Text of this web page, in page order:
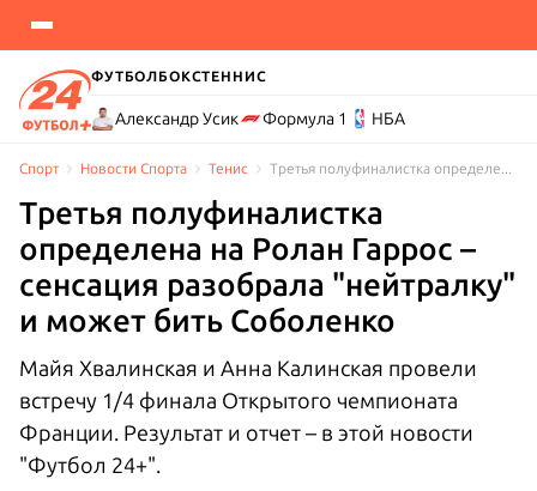
ФУТБОЛБОКСТЕННИС
Александр Усик Формула 1 НБА
Спорт Новости Cпорта Тенис
Третья полуфиналистка
определена на Ролан Гаррос –
сенсация разобрала "нейтралку"
и может бить Соболенко
Майя Хвалинская и Анна Калинская провели
встречу 1/4 финала Открытого чемпионата
Франции. Результат и отчет – в этой новости
"Футбол 24+".